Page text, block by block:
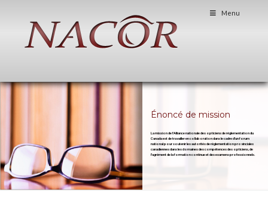
Menu
La mission de l'Alliance nationale des opticiens de réglementation du
Canada est de travailler en collaboration dans le cadre d'un forum
national pour soutenir les autorités de réglementation provinciales
canadiennes dans les domaines des compétences des opticiens, de
l'agrément de la formation continue et des examens professionnels.
Énoncé de mission